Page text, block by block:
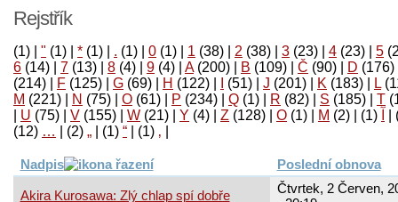
Rejstřík
(1) " (1) * (1) . (1) 0 (1) 1 (38) 2 (38) 3 (23) 4 (23) 5
6 (14) 7 (13) 8 (4) 9 (4) A(200) B (109) Č (90) D (176)
(214)
F (125) G (69) H (122) (51) J (201) K (183) L
M (221) N (75) O (61) P (234) Q (1) R (82) S (185) T
U (75) V (155) W (21) Y (4) Z (128) Ο (1) М (2)
(1)
‚
(1)
“
(1)
„
(2)
…
(12)
Nadpis Poslední obnova
Akira Kurosawa: Zlý chlap spí dobře
Čtvrtek, 2 Červen,